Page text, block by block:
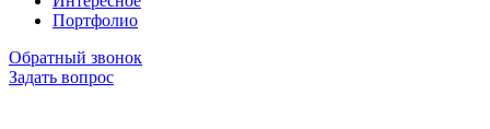
Портфолио
Обратный звонок
Задать вопрос